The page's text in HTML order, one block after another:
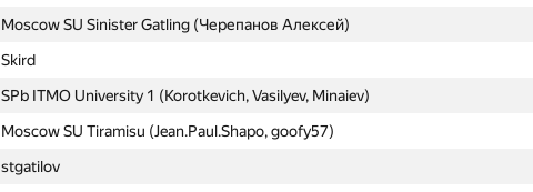
Moscow SU Sinister Gatling (Черепанов Алексей)
Skird
SPb ITMO University 1 (Korotkevich, Vasilyev, Minaiev)
Moscow SU Tiramisu (Jean.Paul.Shapo, goofy57)
stgatilov